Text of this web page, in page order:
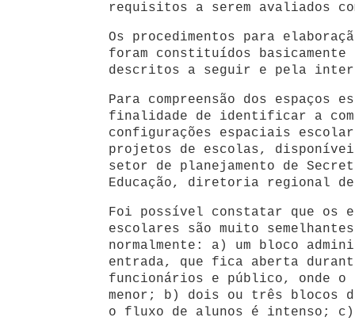
requisitos a serem avaliados
Os procedimentos para
foram constituídos basicamente
descritos a seguir e pela
Para compreensão dos espaços
finalidade de identificar a
configurações espaciais
projetos de escolas,
setor de planejamento de
Educação, diretoria regional
Foi possível constatar que os
escolares são muito
normalmente: a) um bloco
entrada, que fica aberta
funcionários e público, onde o
menor; b) dois ou três blocos
o fluxo de alunos é intenso; c)